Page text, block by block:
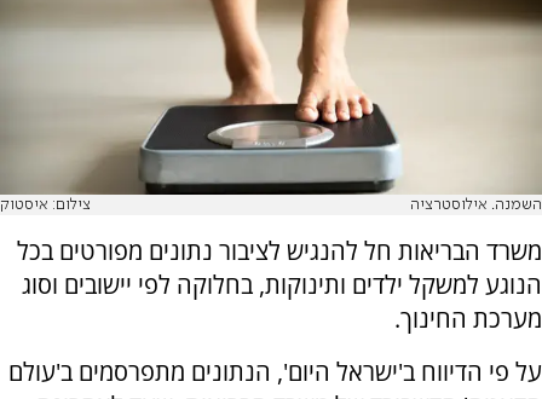
השמנה. אילוסטרציה צילום: איסטוק
משרד הבריאות חל להנגיש לציבור נתונים מפורטים בכל
הנוגע למשקל ילדים ותינוקות, בחלוקה לפי יישובים וסוג
מערכת החינוך.
על פי הדיווח ב'ישראל היום', הנתונים מתפרסמים ב'עולם